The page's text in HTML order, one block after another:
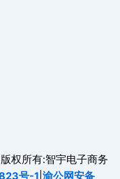
权所有:智宇电子商务